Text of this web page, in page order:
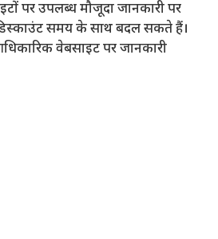
पर उपलब्ध मौजूदा जानकारी पर
समय के साथ बदल सकते हैं।
वेबसाइट पर जानकारी